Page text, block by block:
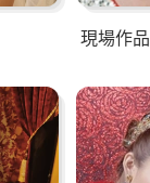
現場作品